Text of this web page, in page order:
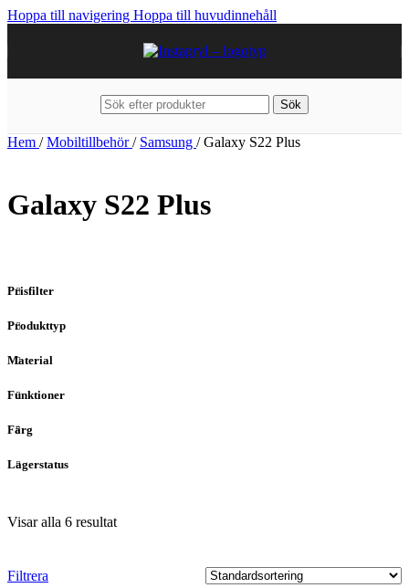
Hoppa till navigering Hoppa till huvudinnehåll
Sök
Hem / Mobiltillbehör/ Samsung / Galaxy S22 Plus
Galaxy S22 Plus
Prisfilter
Produkttyp
Material
Funktioner
Färg
Lagerstatus
Visar alla 6 resultat
Filtrera